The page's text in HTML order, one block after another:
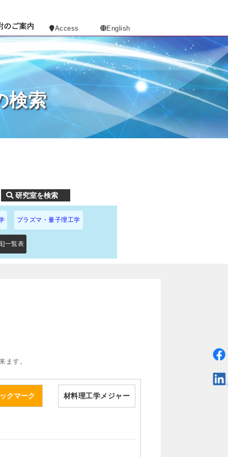
Access English
検索
プラズマ・量子理工学
]一覧表
ます。
材料理工学メジャー